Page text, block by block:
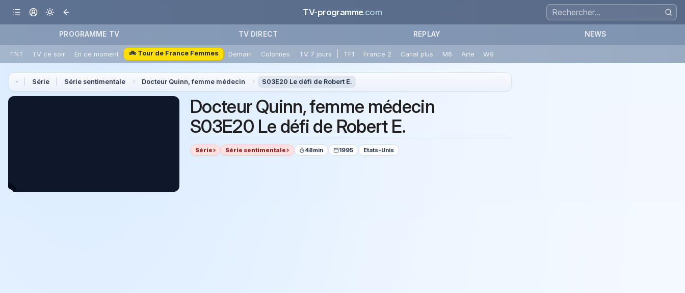
TV-programme.com
PROGRAMME TV TV DIRECT REPLAY NEWS
TNT TV ce soir En ce moment 🚲 Tour de France Femmes Demain Colonnes TV 7 jours TF1 France 2 Canal plus M6 Arte W9
Série Série sentimentale Docteur Quinn, femme médecin S03E20 Le défi de Robert E.
Docteur Quinn, femme médecin
S03E20 Le défi de Robert E.
Série Série sentimentale 48min 1995 Etats-Unis